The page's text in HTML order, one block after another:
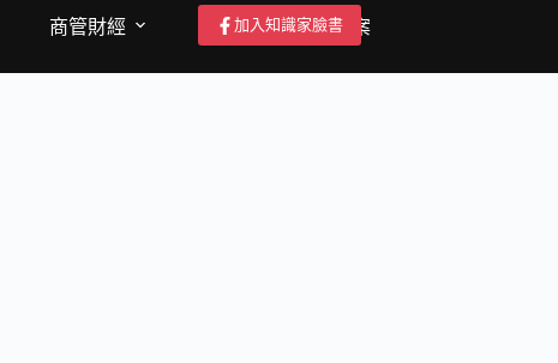
商管財經 成為作者/投稿/提案
加入知識家臉書